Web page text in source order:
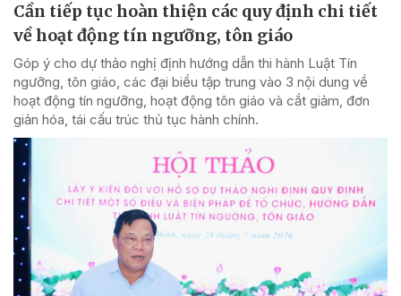
Cần tiếp tục hoàn thiện các quy định chi tiết
về hoạt động tín ngưỡng, tôn giáo
Góp ý cho dự thảo nghị định hướng dẫn thi hành Luật Tín
ngưỡng, tôn giáo, các đại biểu tập trung vào 3 nội dung về
hoạt động tín ngưỡng, hoạt động tôn giáo và cắt giảm, đơn
giản hóa, tái cấu trúc thủ tục hành chính.